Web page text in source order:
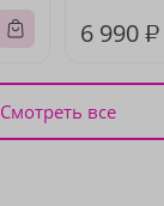
6 990 ₽
Смотреть все